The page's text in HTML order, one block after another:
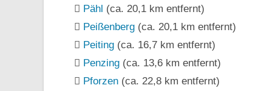
Pähl (ca. 20,1 km entfernt)
Peißenberg (ca. 20,1 km entfernt)
Peiting (ca. 16,7 km entfernt)
Penzing (ca. 13,6 km entfernt)
Pforzen (ca. 22,8 km entfernt)